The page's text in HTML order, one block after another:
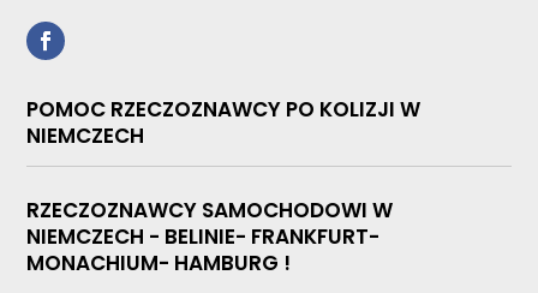
POMOC RZECZOZNAWCY PO KOLIZJI W
NIEMCZECH
RZECZOZNAWCY SAMOCHODOWI W
NIEMCZECH - BELINIE- FRANKFURT-
MONACHIUM- HAMBURG !